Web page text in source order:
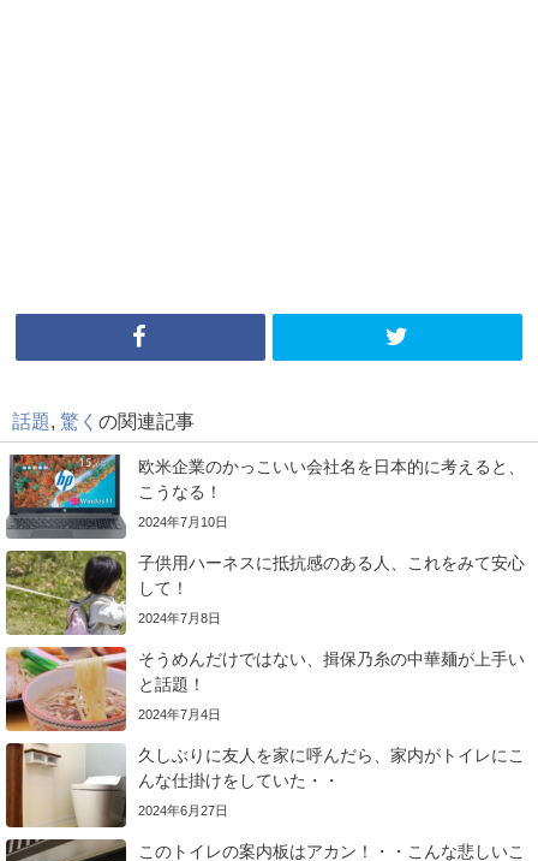
話題 驚く の関連記事
欧米企業のかっこいい会社名を日本的に考えると、
こうなる！
2024年7月10日
子供用ハーネスに抵抗感のある人、これをみて安心
して！
2024年7月8日
そうめんだけではない、揖保乃糸の中華麺が上手い
と話題！
2024年7月4日
久しぶりに友人を家に呼んだら、家内がトイレにこ
んな仕掛けをしていた・・
2024年6月27日
このトイレの案内板はアカン！・・こんな悲しいこ